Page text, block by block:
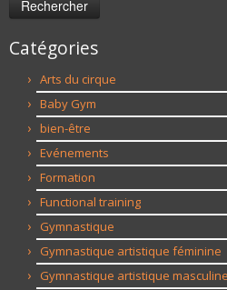
Catégories
Arts du cirque
Baby Gym
bien-être
Evénements
Formation
Functional training
Gymnastique
Gymnastique artistique féminine
Gymnastique artistique masculine